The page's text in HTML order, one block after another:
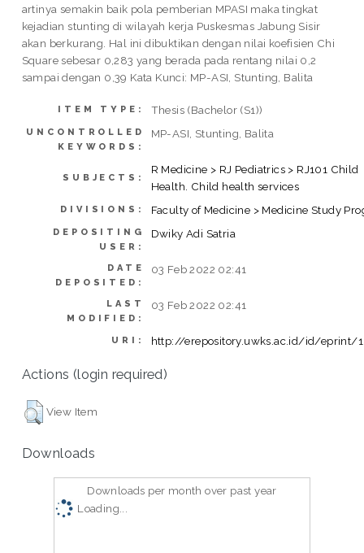
artinya semakin baik pola pemberian MPASI maka tingkat
kejadian stunting di wilayah kerja Puskesmas Jabung Sisir
akan berkurang. Hal ini dibuktikan dengan nilai koefisien Chi
Square sebesar 0,283 yang berada pada rentang nilai 0,2
sampai dengan 0,39 Kata Kunci: MP-ASI, Stunting, Balita
ITEM TYPE: Thesis (Bachelor (S1))
UNCONTROLLED
KEYWORDS:
MP-ASI, Stunting, Balita
SUBJECTS:
R Medicine > RJ Pediatrics > RJ101 Child
Health. Child health services
DIVISIONS: Faculty of Medicine > Medicine Study
DEPOSITING
USER:
Dwiky Adi Satria
DATE
DEPOSITED:
03 Feb 2022 02:41
LAST
MODIFIED:
03 Feb 2022 02:41
URI: http://erepository.uwks.ac.id/id/eprint/
Actions (login required)
View Item
Downloads
Downloads per month over past year
Loading...